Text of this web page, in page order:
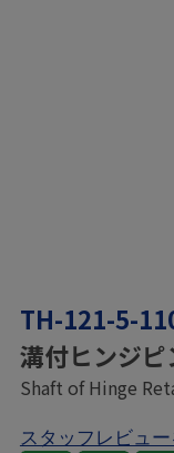
TH-121-5-
溝付ヒンジピ
Shaft of Hinge
スタッフレビュ